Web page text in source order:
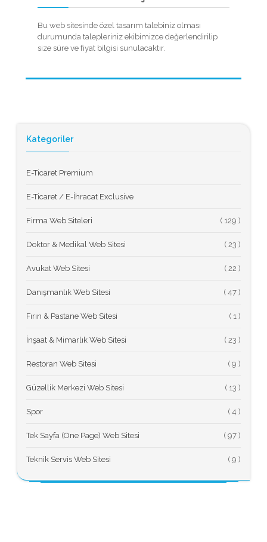
Bu web sitesinde özel tasarım talebiniz olması
durumunda talepleriniz ekibimizce değerlendirilip
size süre ve fiyat bilgisi sunulacaktır.
Kategoriler
E-Ticaret Premium
E-Ticaret / E-İhracat Exclusive
Firma Web Siteleri (
Doktor & Medikal Web Sitesi (
Avukat Web Sitesi (
Danışmanlık Web Sitesi (
Fırın & Pastane Web Sitesi (
İnşaat & Mimarlık Web Sitesi (
Restoran Web Sitesi (
Güzellik Merkezi Web Sitesi (
Spor (
Tek Sayfa (One Page) Web Sitesi (
Teknik Servis Web Sitesi (